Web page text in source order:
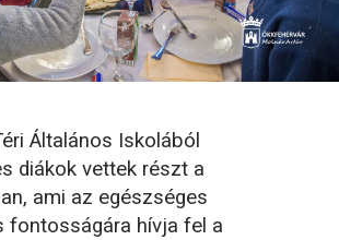
Általános Iskolából
diákok vettek részt a
ami az egészséges
fontosságára hívja fel a